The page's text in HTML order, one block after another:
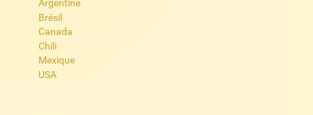
Argentine
Brésil
Canada
Chili
Mexique
USA